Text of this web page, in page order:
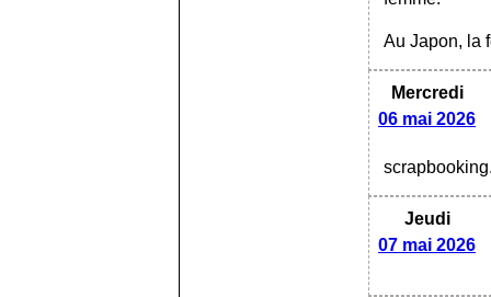
Au Japon, la
Mercredi
06 mai 2026
Jeudi
07 mai 2026